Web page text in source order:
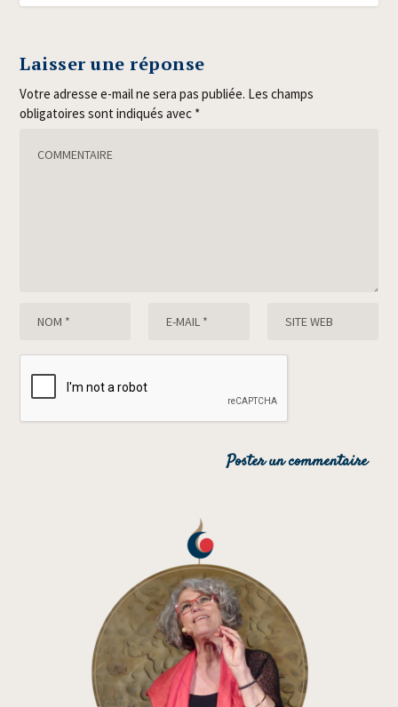
Laisser une réponse
Votre adresse e-mail ne sera pas publiée. Les champs
obligatoires sont indiqués avec *